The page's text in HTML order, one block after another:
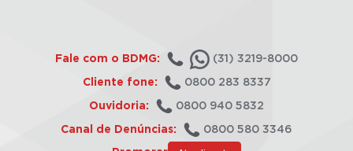
Fale com o BDMG: (31) 3219-8000
Cliente fone: 0800 283 8337
Ouvidoria: 0800 940 5832
Canal de Denúncias: 0800 580 3346